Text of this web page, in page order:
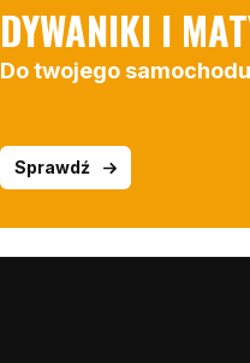
DYWANIKI I
Do twojego samochodu
Sprawdź